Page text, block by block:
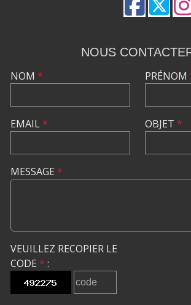
NOUS
NOM *
EMAIL*
PRÉNOM
OBJET *
MESSAGE *
VEUILLEZ RECOPIER LE
CODE * :